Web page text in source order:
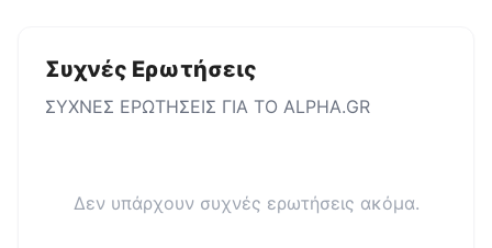
Συχνές Ερωτήσεις
ΣΥΧΝΕΣ ΕΡΩΤΗΣΕΙΣ ΓΙΑ ΤΟ ALPHA.GR
Δεν υπάρχουν συχνές ερωτήσεις ακόμα.